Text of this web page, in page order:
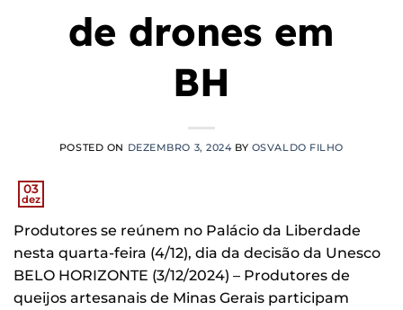
de drones em
BH
POSTED ON DEZEMBRO 3, 2024 BY OSVALDO FILHO
03
dez
Produtores se reúnem no Palácio da Liberdade
nesta quarta-feira (4/12), dia da decisão da Unesco
BELO HORIZONTE (3/12/2024) – Produtores de
queijos artesanais de Minas Gerais participam